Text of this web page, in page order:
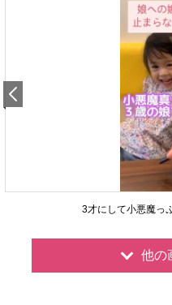
3才にして小悪魔っ
他の